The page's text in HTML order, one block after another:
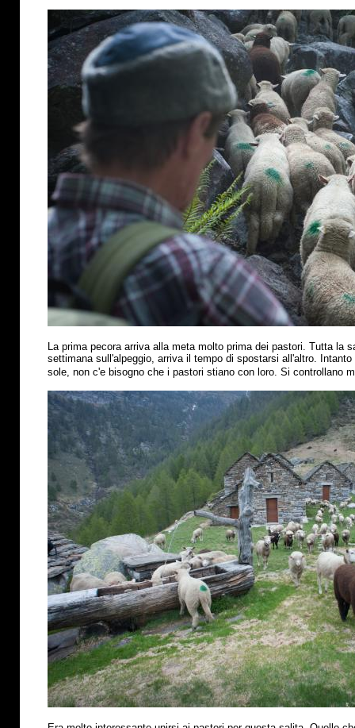
La prima pecora arriva alla meta molto prima dei pastori. Tutta la
settimana sull'alpeggio, arriva il tempo di spostarsi all'altro.
sole, non c'e bisogno che i pastori stiano con loro. Si controllano